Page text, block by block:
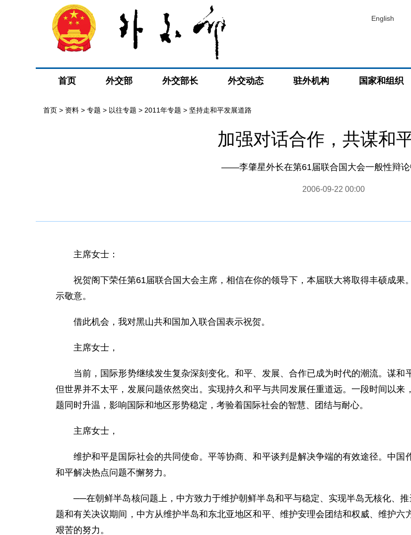
English
首页 外交部 外交部长 外交动态 驻外机构 国家和组织
首页 > 资料 > 专题 > 以往专题 > 2011年专题 > 坚持走和平发展道路
加强对话合作，共谋和
——李肇星外长在第61届联合国大会一般性辩
2006-09-22 00:00
主席女士：
祝贺阁下荣任第61届联合国大会主席，相信在你的领导下，本届联大将取得丰硕成果
示敬意。
借此机会，我对黑山共和国加入联合国表示祝贺。
主席女士，
当前，国际形势继续发生复杂深刻变化。和平、发展、合作已成为时代的潮流。谋和
但世界并不太平，发展问题依然突出。实现持久和平与共同发展任重道远。一段时间以来
题同时升温，影响国际和地区形势稳定，考验着国际社会的智慧、团结与耐心。
主席女士，
维护和平是国际社会的共同使命。平等协商、和平谈判是解决争端的有效途径。中国
和平解决热点问题不懈努力。
──在朝鲜半岛核问题上，中方致力于维护朝鲜半岛和平与稳定、实现半岛无核化、推
题和有关决议期间，中方从维护半岛和东北亚地区和平、维护安理会团结和权威、维护
艰苦的努力。